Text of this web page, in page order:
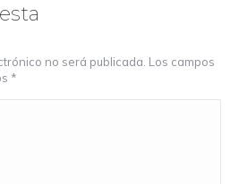
no será publicada. Los campos
*